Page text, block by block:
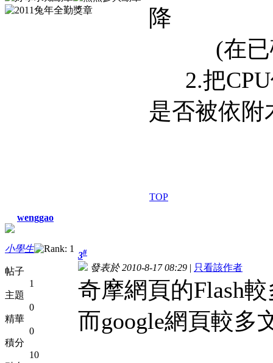
降
(在已確
2.把CPU
是否被依附
TOP
wenggao
小學生
帖子
1
主題
0
精華
0
積分
10
3#
發表於 2010-8-17 08:29 | 只看該作者
奇摩網頁的Flash
而google網頁較多